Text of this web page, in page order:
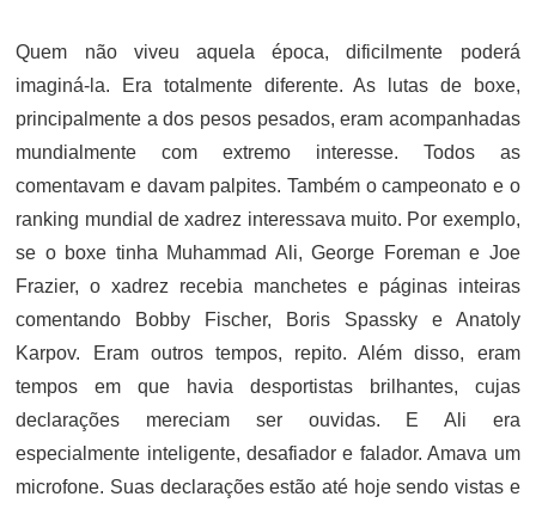
Quem não viveu aquela época, dificilmente poderá
imaginá-la. Era totalmente diferente. As lutas de boxe,
principalmente a dos pesos pesados, eram acompanhadas
mundialmente com extremo interesse. Todos as
comentavam e davam palpites. Também o campeonato e o
ranking mundial de xadrez interessava muito. Por exemplo,
se o boxe tinha Muhammad Ali, George Foreman e Joe
Frazier, o xadrez recebia manchetes e páginas inteiras
comentando Bobby Fischer, Boris Spassky e Anatoly
Karpov. Eram outros tempos, repito. Além disso, eram
tempos em que havia desportistas brilhantes, cujas
declarações mereciam ser ouvidas. E Ali era
especialmente inteligente, desafiador e falador. Amava um
microfone. Suas declarações estão até hoje sendo vistas e